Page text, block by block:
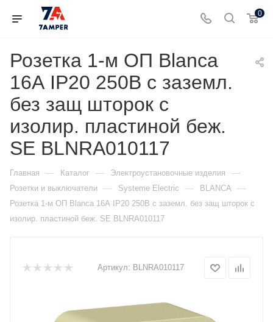
0
Розетка 1-м ОП Blanca
16А IP20 250В с заземл.
без защ шторок с
изолир. пластиной беж.
SE BLNRA010117
Главная — Каталог — Электроустановочные изделия —
Розетки и выключатели — Systeme Electric — BLANCA —
Розетка 1-м ОП Blanca 16А IP20 250В с заземл. без защ шторок с
изолир. пластиной беж. SE BLNRA010117
Артикул: BLNRA010117